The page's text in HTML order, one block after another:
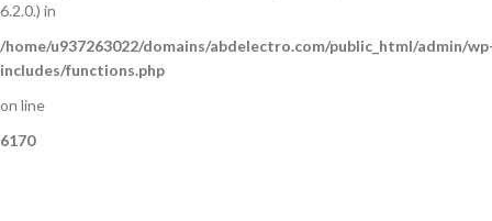
6.2.0.) in
/home/u937263022/domains/abdelectro.com/public_html/admin/
includes/functions.php
on line
6170